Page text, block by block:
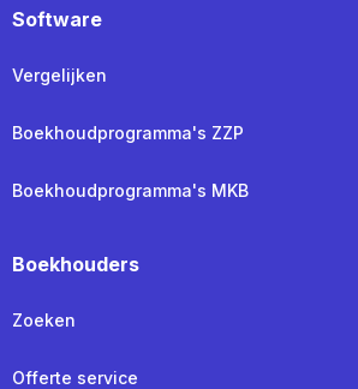
Software
Vergelijken
Boekhoudprogramma's ZZP
Boekhoudprogramma's MKB
Boekhouders
Zoeken
Offerte service